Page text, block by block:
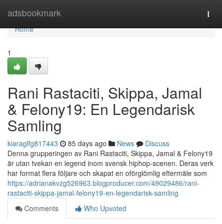
adsbookmark
Home
Home
1
Rani Rastaciti, Skippa, Jamal
& Felony19: En Legendarisk
Samling
kiaraglfg817443 85 days ago News
Discuss
Denna grupperingen av Rani Rastaciti, Skippa, Jamal & Felony19
är utan tvekan en legend inom svensk hiphop-scenen. Deras verk
har format flera följare och skapat en oförglömlig eftermäle som
https://adrianakvzg526963.blogproducer.com/49029486/rani-
rastaciti-skippa-jamal-felony19-en-legendarisk-samling
Comments
Who Upvoted